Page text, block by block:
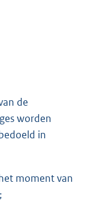
de
worden
in
moment van